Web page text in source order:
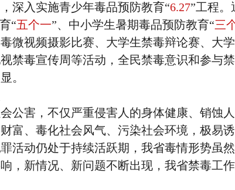
深入实施青少年毒品预防教育“6.27”工程。
“五个一”、中小学生暑期毒品预防教育“三
微视频摄影比赛、大学生禁毒辩论赛、大
禁毒宣传周等活动，全民禁毒意识和参与
。
害，不仅严重侵害人的身体健康、销蚀
富、毒化社会风气、污染社会环境，极易
活动仍处于持续活跃期，我省毒情形势虽然
，新情况、新问题不断出现，我省禁毒工